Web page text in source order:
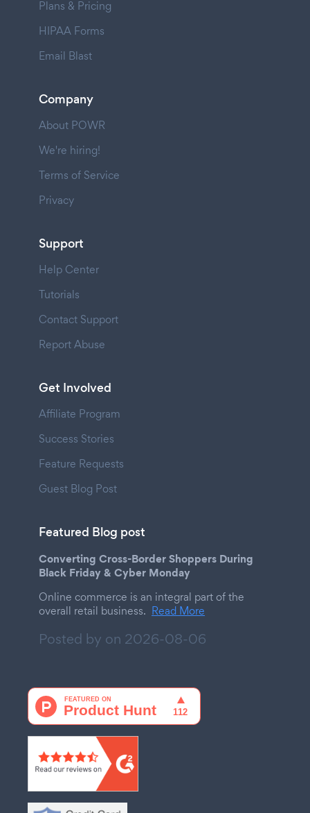
Plans & Pricing
HIPAA Forms
Email Blast
Company
About POWR
We're hiring!
Terms of Service
Privacy
Support
Help Center
Tutorials
Contact Support
Report Abuse
Get Involved
Affiliate Program
Success Stories
Feature Requests
Guest Blog Post
Featured Blog post
Converting Cross-Border Shoppers During
Black Friday & Cyber Monday
Online commerce is an integral part of the
overall retail business. Read More
Posted by on 2026-08-06